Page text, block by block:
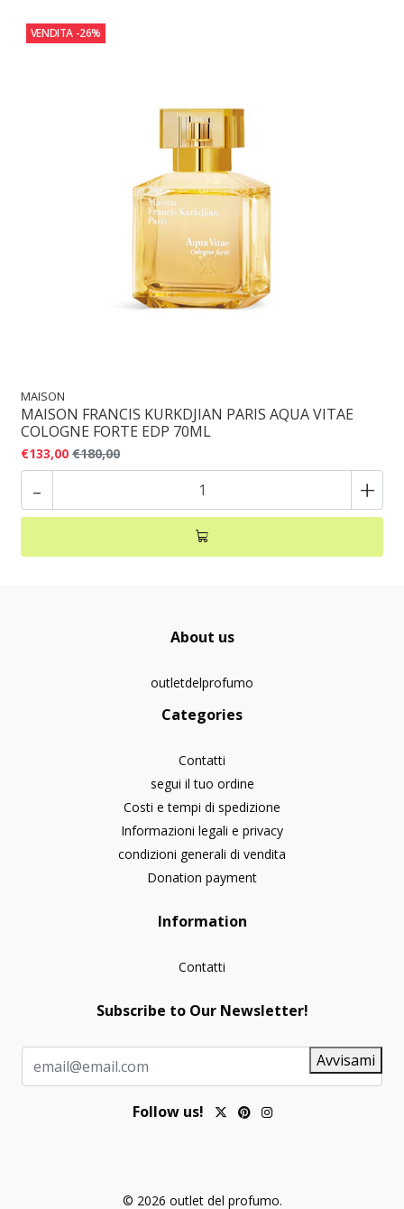
VENDITA -26%
MAISON
MAISON FRANCIS KURKDJIAN PARIS AQUA VITAE
COLOGNE FORTE EDP 70ML
€133,00 €180,00
- +
About us
outletdelprofumo
Categories
Contatti
segui il tuo ordine
Costi e tempi di spedizione
Informazioni legali e privacy
condizioni generali di vendita
Donation payment
Information
Contatti
Subscribe to Our Newsletter!
Avvisami
Follow us!
© 2026 outlet del profumo.